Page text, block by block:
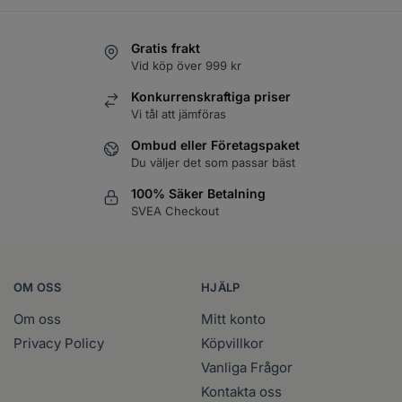
Gratis frakt
Vid köp över 999 kr
Konkurrenskraftiga priser
Vi tål att jämföras
Ombud eller Företagspaket
Du väljer det som passar bäst
100% Säker Betalning
SVEA Checkout
OM OSS
Om oss
Privacy Policy
HJÄLP
Mitt konto
Köpvillkor
Vanliga Frågor
Kontakta oss